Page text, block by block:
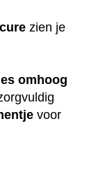
zien je
omhoog
voor